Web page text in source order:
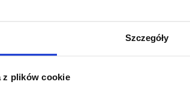
Szczegóły
z plików cookie